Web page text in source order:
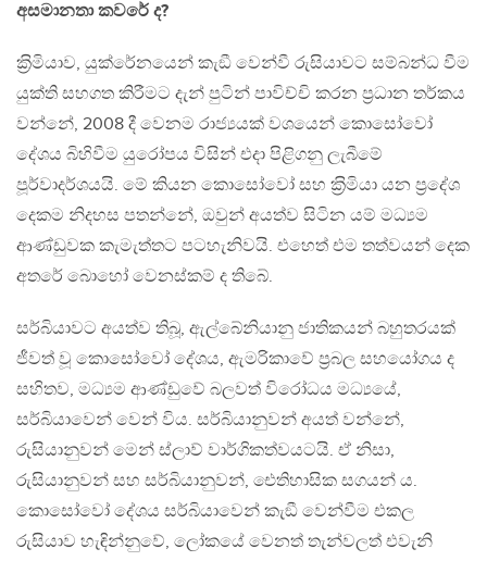
අසමානතා කවරේ ද?
ක‍්‍රිමියාව, යුක්රේනයෙන් කැඞී වෙන්වී රුසියාවට සම්බන්ධ වීම
යුක්ති සහගත කිරීමට දැන් පුටින් පාවිච්චි කරන ප‍්‍රධාන තර්කය
වන්නේ, 2008 දී වෙනම රාජ්‍යයක් වශයෙන් කොසෝවෝ
දේශය බිහිවීම යුරෝපය විසින් එදා පිළිගනු ලැබීමේ
පූර්වාදර්ශයයි. මේ කියන කොසෝවෝ සහ ක‍්‍රිමියා යන ප‍්‍රදේශ
දෙකම නිදහස පතන්නේ, ඔවුන් අයත්ව සිටින යම් මධ්‍යම
ආණ්ඩුවක කැමැත්තට පටහැනිවයි. එහෙත් එම තත්වයන් දෙක
අතරේ බොහෝ වෙනස්කම් ද තිබේ.
සර්බියාවට අයත්ව තිබූ, ඇල්බේනියානු ජාතිකයන් බහුතරයක්
ජීවත් වූ කොසෝවෝ දේශය, ඇමරිකාවේ ප‍්‍රබල සහයෝගය ද
සහිතව, මධ්‍යම ආණ්ඩුවේ බලවත් විරෝධය මධ්‍යයේ,
සර්බියාවෙන් වෙන් විය. සර්බියානුවන් අයත් වන්නේ,
රුසියානුවන් මෙන් ස්ලාව් වාර්ගිකත්වයටයි. ඒ නිසා,
රුසියානුවන් සහ සර්බියානුවන්, ඓතිහාසික සගයන් ය.
කොසෝවෝ දේශය සර්බියාවෙන් කැඞී වෙන්වීම එකල
රුසියාව හැඳින්නුවේ, ලෝකයේ වෙනත් තැන්වලත් එවැනි